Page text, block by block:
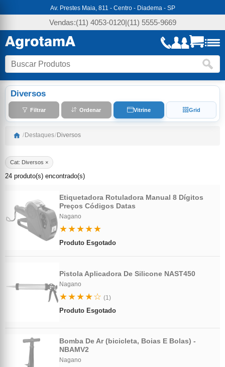
Av. Prestes Maia, 811 - Centro - Diadema - SP
Vendas:(11) 4053-0120|(11) 5555-9669
Diversos
Filtrar Ordenar Vitrine Grid
/ Destaques/ Diversos
Cat: Diversos ×
24 produto(s) encontrado(s)
Etiquetadora Rotuladora Manual 8 Dígitos
Preços Códigos Datas
Nagano
★★★★★
Produto Esgotado
Pistola Aplicadora De Silicone NAST450
Nagano
★★★★☆ (1)
Produto Esgotado
Bomba De Ar (bicicleta, Boias E Bolas) -
NBAMV2
Nagano